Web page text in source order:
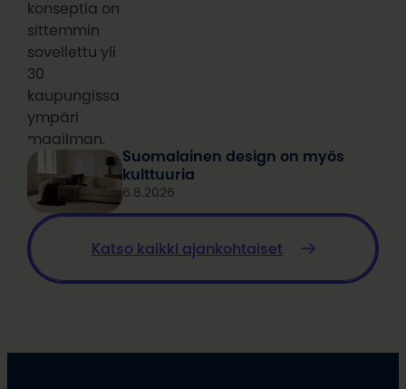
konseptia on
sittemmin
sovellettu yli
30
kaupungissa
ympäri
maailman.
Suomalainen design on myös
kulttuuria
6.8.2026
Katso kaikki ajankohtaiset